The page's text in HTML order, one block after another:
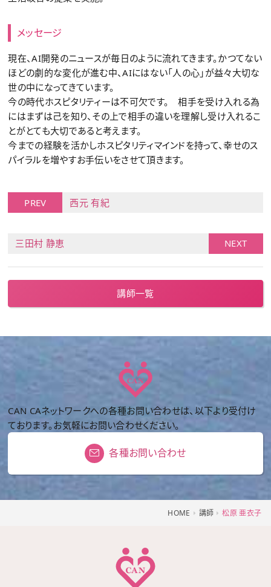
メッセージ
現在、AI開発のニュースが毎日のように流れてきます。かつてない
ほどの劇的な変化が進む中、AIにはない「人の心」が益々大切な
世の中になってきています。
今の時代ホスピタリティーは不可欠です。 相手を受け入れる為
にはまずは己を知り、その上で相手の違いを理解し受け入れるこ
とがとても大切であると考えます。
今までの経験を活かしホスピタリティマインドを持って、幸せのス
パイラルを増やすお手伝いをさせて頂きます。
PREV 西元 有紀
NEXT
三田村 静恵
講師一覧
CAN CAネットワークへの各種お問い合わせは、以下より受付け
ております。お気軽にお問い合わせください。
各種お問い合わせ
HOME 講師 松原 亜衣子